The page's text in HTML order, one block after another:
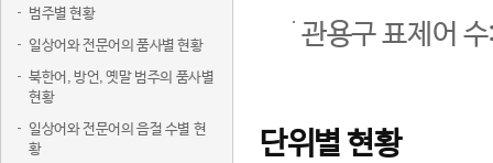
범주별 현황
일상어와 전문어의 품사별 현황
북한어, 방언, 옛말 범주의 품사별
현황
일상어와 전문어의 음절 수별 현
황
관용구 표제어
단위별 현황